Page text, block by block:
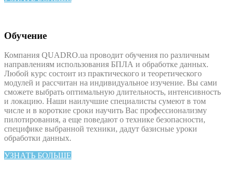
Обучение
Компания QUADRO.ua проводит обучения по различным
направлениям использования БПЛА и обработке данных.
Любой курс состоит из практического и теоретического
модулей и рассчитан на индивидуальное изучение. Вы сами
сможете выбрать оптимальную длительность, интенсивность
и локацию. Наши наилучшие специалисты сумеют в том
числе и в короткие сроки научить Вас профессионализму
пилотирования, а еще поведают о технике безопасности,
специфике выбранной техники, дадут базисные уроки
обработки данных.
УЗНАТЬ БОЛЬШЕ